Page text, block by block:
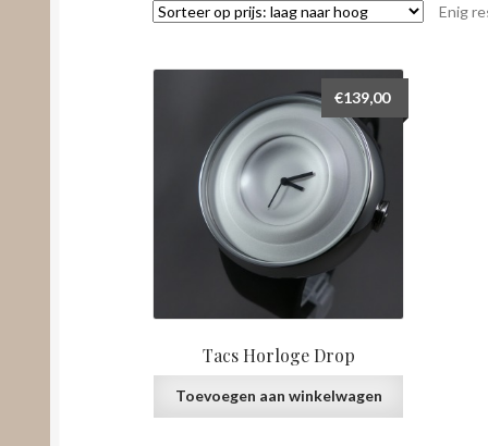
Enig
Tacs Horloge Drop
€139,00
Toevoegen aan winkelwagen